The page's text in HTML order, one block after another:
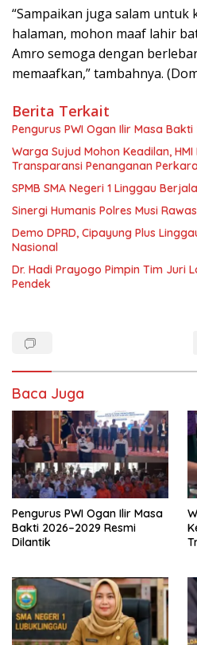
“Sampaikan juga salam
halaman, mohon maaf lahir
Amro semoga dengan
memaafkan,” tambahnya.
Berita Terkait
Pengurus PWI Ogan Ilir Masa
Warga Sujud Mohon Keadilan,
Transparansi Penanganan Perkara
SPMB SMA Negeri 1 Linggau
Sinergi Humanis Polres Musi
Demo DPRD, Cipayung Plus
Nasional
Dr. Hadi Prayogo Pimpin Tim Juri
Pendek
Baca Juga
Pengurus PWI Ogan Ilir Masa
Bakti 2026–2029 Resmi
Dilantik